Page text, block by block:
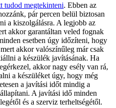
tudod megtekinteni. Ebben az
pár percen belül biztosan
a kiszolgálásra. A legjobb az
akkor garantáltan veled fognak
esetben úgy időzíteni, hogy
akkor valószínűleg már csak
a készülék javításának. Ha
akkor nagy esély van rá,
a készüléket úgy, hogy még
a javítási időt mindig a
A javítási idő minden
és a szerviz terheltségétől.